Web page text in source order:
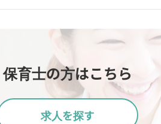
保育士の方はこちら
求人を探す